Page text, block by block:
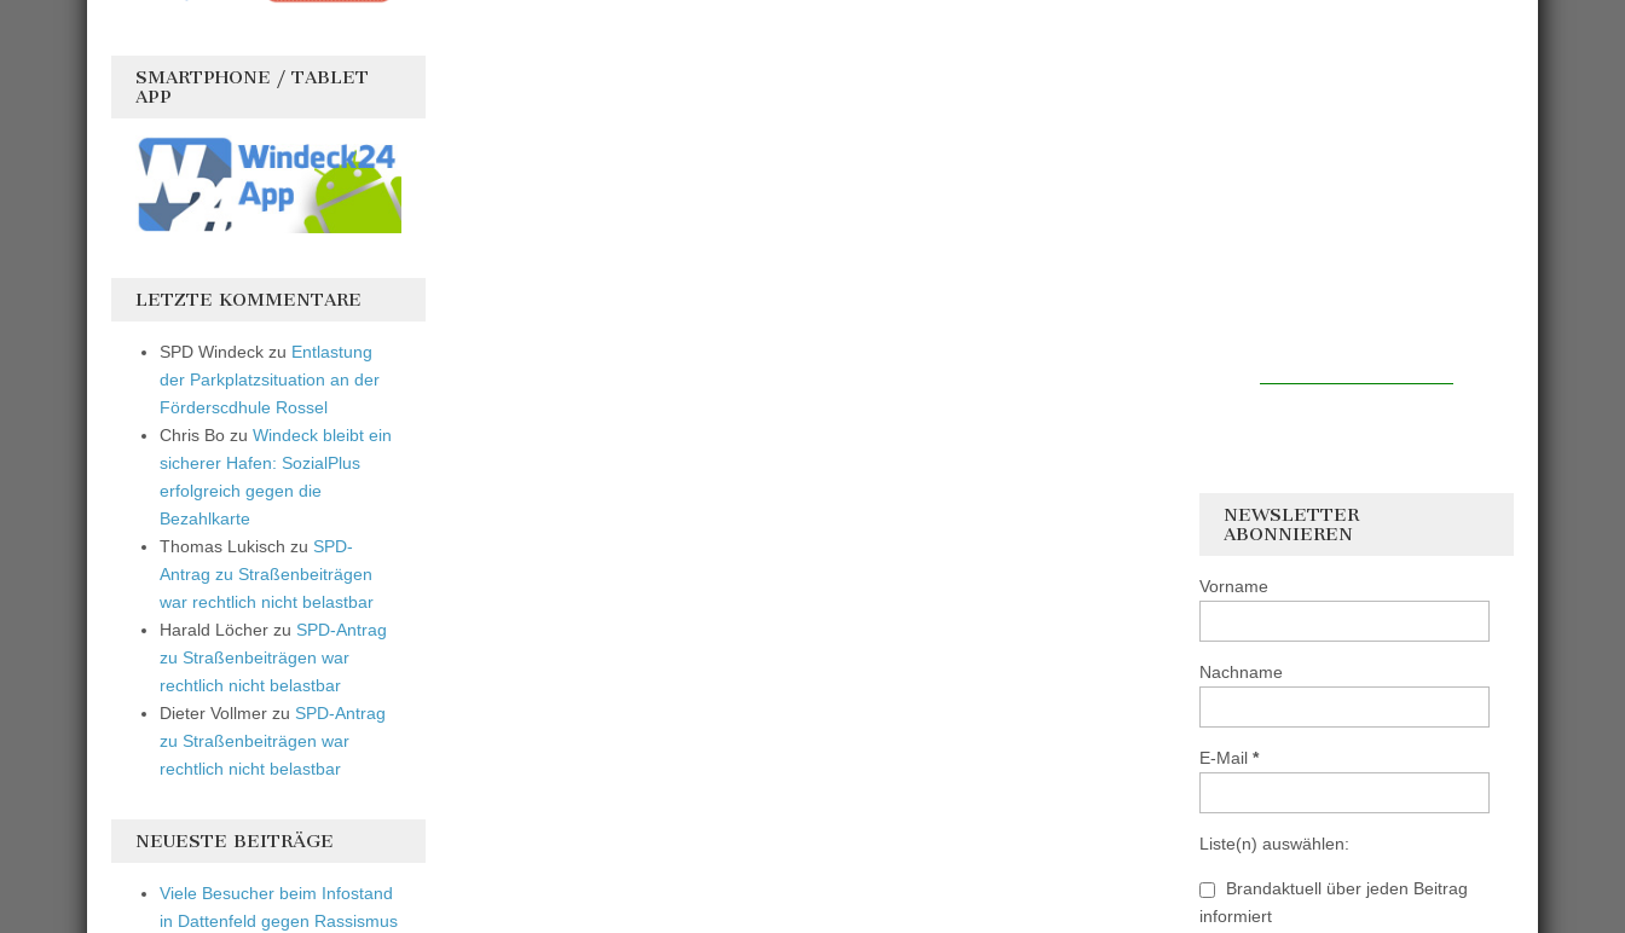
SMARTPHONE / TABLET
APP
LETZTE KOMMENTARE
SPD Windeck zu Entlastung
der Parkplatzsituation an der
Förderscdhule Rossel
Chris Bo zu Windeck bleibt ein
sicherer Hafen: SozialPlus
erfolgreich gegen die
Bezahlkarte
Thomas Lukisch zu SPD-
Antrag zu Straßenbeiträgen
war rechtlich nicht belastbar
Harald Löcher zu SPD-Antrag
zu Straßenbeiträgen war
rechtlich nicht belastbar
Dieter Vollmer zu SPD-Antrag
zu Straßenbeiträgen war
rechtlich nicht belastbar
NEUESTE BEITRÄGE
Viele Besucher beim Infostand
in Dattenfeld gegen Rassismus
NEWSLETTER
ABONNIEREN
Vorname
Nachname
E-Mail *
Liste(n) auswählen:
Brandaktuell über jeden Beitrag
informiert